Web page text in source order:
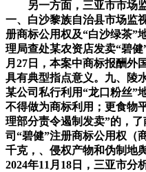
另一方面，三亚市市场监
一、白沙黎族自治县市场监
册商标公用权及“白沙绿茶”
理局查处某农资店发卖“碧
月27日，本案中商标报酬外
具有典型指点意义。九、陵
某公司私行利用“龙口粉丝”
不得做为商标利用；更食物
理部分责令遏制发卖”的，
司“碧健”注册商标公用权（
千克，、侵权产物和伪制地
2024年11月18日，三亚市分